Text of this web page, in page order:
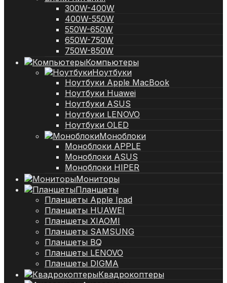
300W-400W
400W-550W
550W-650W
650W-750W
750W-850W
Компьютеры
Ноутбуки
Ноутбуки Apple MacBook
Ноутбуки Huawei
Ноутбуки ASUS
Ноутбуки LENOVO
Ноутбуки OLED
Моноблоки
Моноблоки APPLE
Моноблоки ASUS
Моноблоки HIPER
Мониторы
Планшеты
Планшеты Apple Ipad
Планшеты HUAWEI
Планшеты XIAOMI
Планшеты SAMSUNG
Планшеты BQ
Планшеты LENOVO
Планшеты DIGMA
Квадрокоптеры